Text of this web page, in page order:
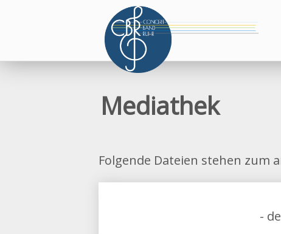
Mediathek
Folgende Dateien stehen zum
-